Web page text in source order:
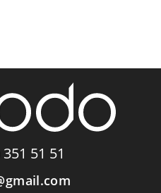
51 51